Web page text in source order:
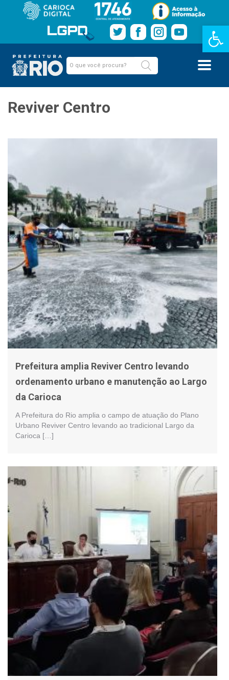
Barra de
Reviver Centro
Prefeitura amplia Reviver Centro levando
ordenamento urbano e manutenção ao Largo
da Carioca
A Prefeitura do Rio amplia o campo de atuação do Plano
Urbano Reviver Centro levando ao tradicional Largo da
Carioca […]